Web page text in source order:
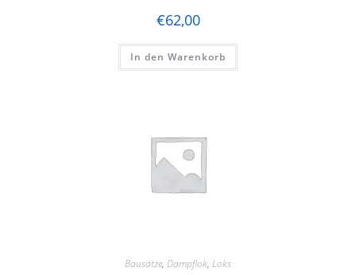
€62,00
In den Warenkorb
Bausätze, Dampflok, Loks